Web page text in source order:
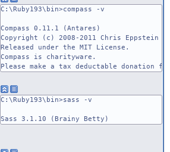
C:\Ruby193\bin>compass -v
Compass 0.11.1 (Antares)
Copyright (c) 2008-2011 Chris Eppstein
Released under the MIT License.
Compass is charityware.
Please make a tax deductable donation
C:\Ruby193\bin>sass -v
Sass 3.1.10 (Brainy Betty)